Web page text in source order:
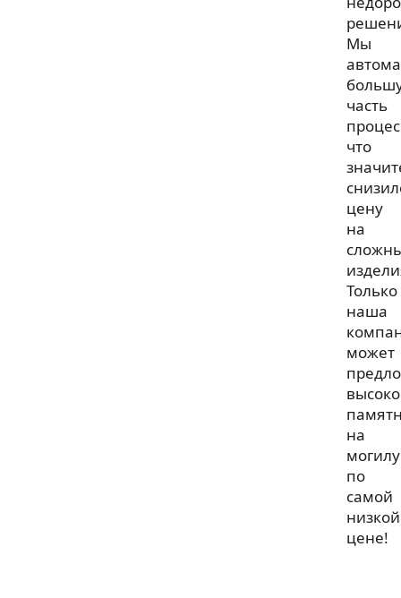
Мы
часть
что
цену
на
Только
наша
может
на
могилу
по
самой
низкой
цене!